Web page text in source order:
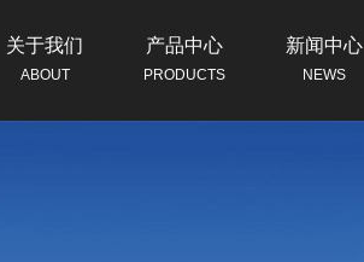
关于我们
ABOUT
产品中心
PRODUCTS
新闻中心
NEWS